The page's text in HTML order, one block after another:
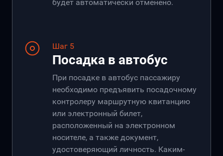
будет автоматически отменено.
Шаг 5
Посадка в автобус
При посадке в автобус пассажиру
необходимо предъявить посадочному
контролеру маршрутную квитанцию
или электронный билет,
расположенный на электронном
носителе, а также документ,
удостоверяющий личность. Каким-